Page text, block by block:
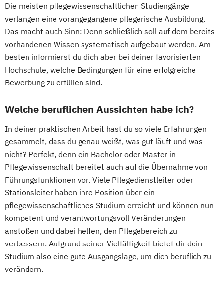
Die meisten pflegewissenschaftlichen Studiengänge
verlangen eine vorangegangene pflegerische Ausbildung.
Das macht auch Sinn: Denn schließlich soll auf dem bereits
vorhandenen Wissen systematisch aufgebaut werden. Am
besten informierst du dich aber bei deiner favorisierten
Hochschule, welche Bedingungen für eine erfolgreiche
Bewerbung zu erfüllen sind.
Welche beruflichen Aussichten habe ich?
In deiner praktischen Arbeit hast du so viele Erfahrungen
gesammelt, dass du genau weißt, was gut läuft und was
nicht? Perfekt, denn ein Bachelor oder Master in
Pflegewissenschaft bereitet auch auf die Übernahme von
Führungsfunktionen vor. Viele Pflegedienstleiter oder
Stationsleiter haben ihre Position über ein
pflegewissenschaftliches Studium erreicht und können nun
kompetent und verantwortungsvoll Veränderungen
anstoßen und dabei helfen, den Pflegebereich zu
verbessern. Aufgrund seiner Vielfältigkeit bietet dir dein
Studium also eine gute Ausgangslage, um dich beruflich zu
verändern.